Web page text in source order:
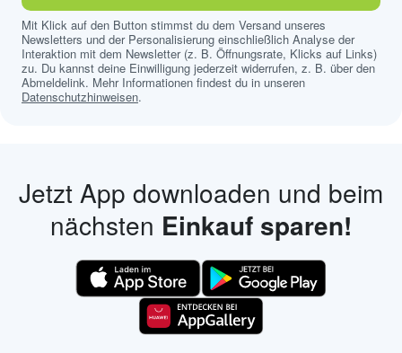
Mit Klick auf den Button stimmst du dem Versand unseres
Newsletters und der Personalisierung einschließlich Analyse der
Interaktion mit dem Newsletter (z. B. Öffnungsrate, Klicks auf Links)
zu. Du kannst deine Einwilligung jederzeit widerrufen, z. B. über den
Abmeldelink. Mehr Informationen findest du in unseren
Datenschutzhinweisen.
Jetzt App downloaden und beim
nächsten Einkauf sparen!